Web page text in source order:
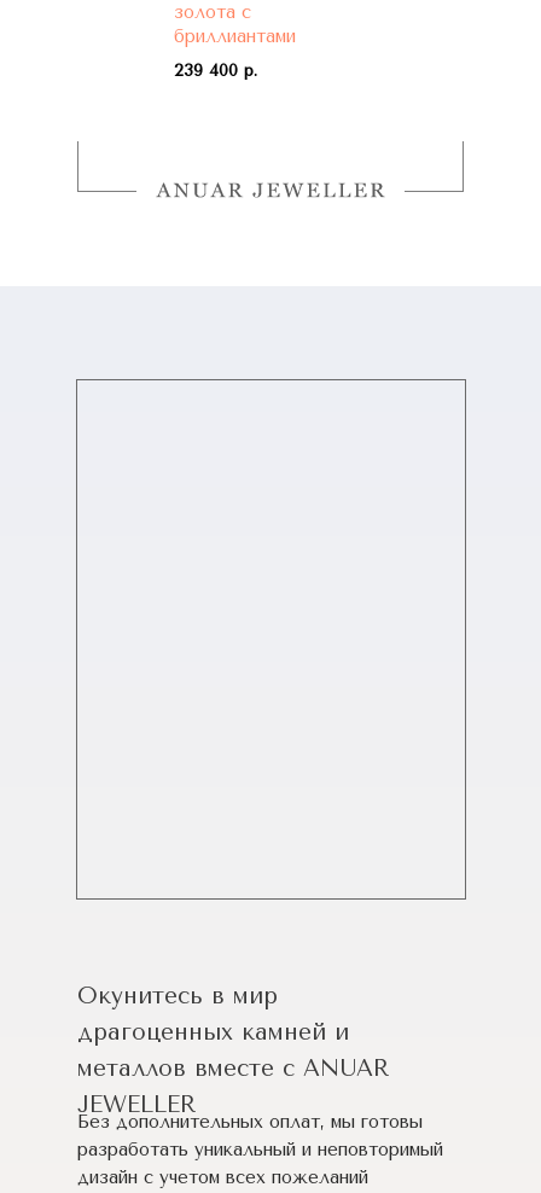
золота с
бриллиантами
239 400 р.
Окунитесь в мир
драгоценных камней и
металлов вместе с ANUAR
JEWELLER
Без дополнительных оплат, мы готовы
разработать уникальный и неповторимый
дизайн c учетом всех пожеланий